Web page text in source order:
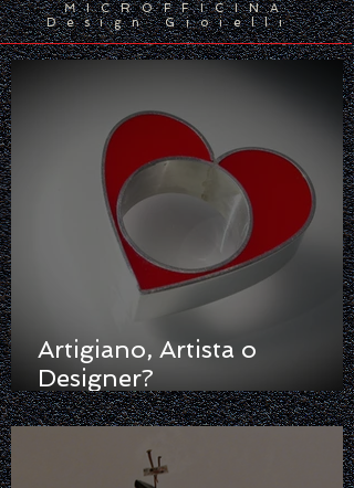
MICROFFICINA
Design Gioielli
Artigiano, Artista o
Designer?
Raccontare/Raccontarsi
ovvero Gioielli in Gioco